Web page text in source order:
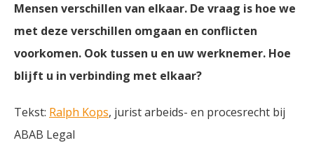
Mensen verschillen van elkaar. De vraag is hoe we
met deze verschillen omgaan en conflicten
voorkomen. Ook tussen u en uw werknemer. Hoe
blijft u in verbinding met elkaar?
Tekst: Ralph Kops, jurist arbeids- en procesrecht bij
ABAB Legal